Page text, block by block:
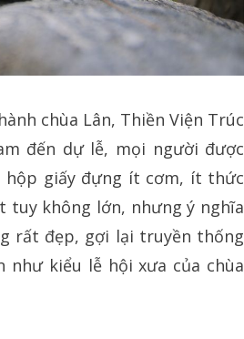
chùa Lân, Thiền Viện Trúc
đến dự lễ, mọi người được
hộp giấy đựng ít cơm, ít thức
tuy không lớn, nhưng ý nghĩa
rất đẹp, gợi lại truyền thống
như kiểu lễ hội xưa của chùa